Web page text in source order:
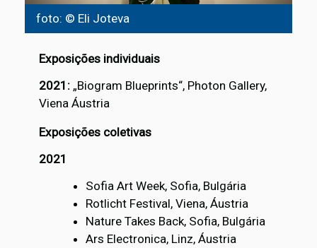
foto: © Eli Joteva
Exposições individuais
2021: „Biogram Blueprints“, Photon Gallery,
Viena Áustria
Exposições coletivas
2021
Sofia Art Week, Sofia, Bulgária
Rotlicht Festival, Viena, Áustria
Nature Takes Back, Sofia, Bulgária
Ars Electronica, Linz, Áustria